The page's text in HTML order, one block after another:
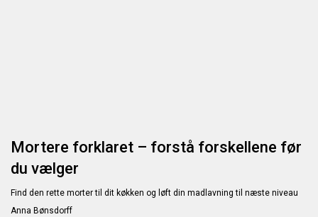
Mortere forklaret – forstå forskellene før
du vælger
Find den rette morter til dit køkken og løft din madlavning til næste niveau
Anna Bønsdorff